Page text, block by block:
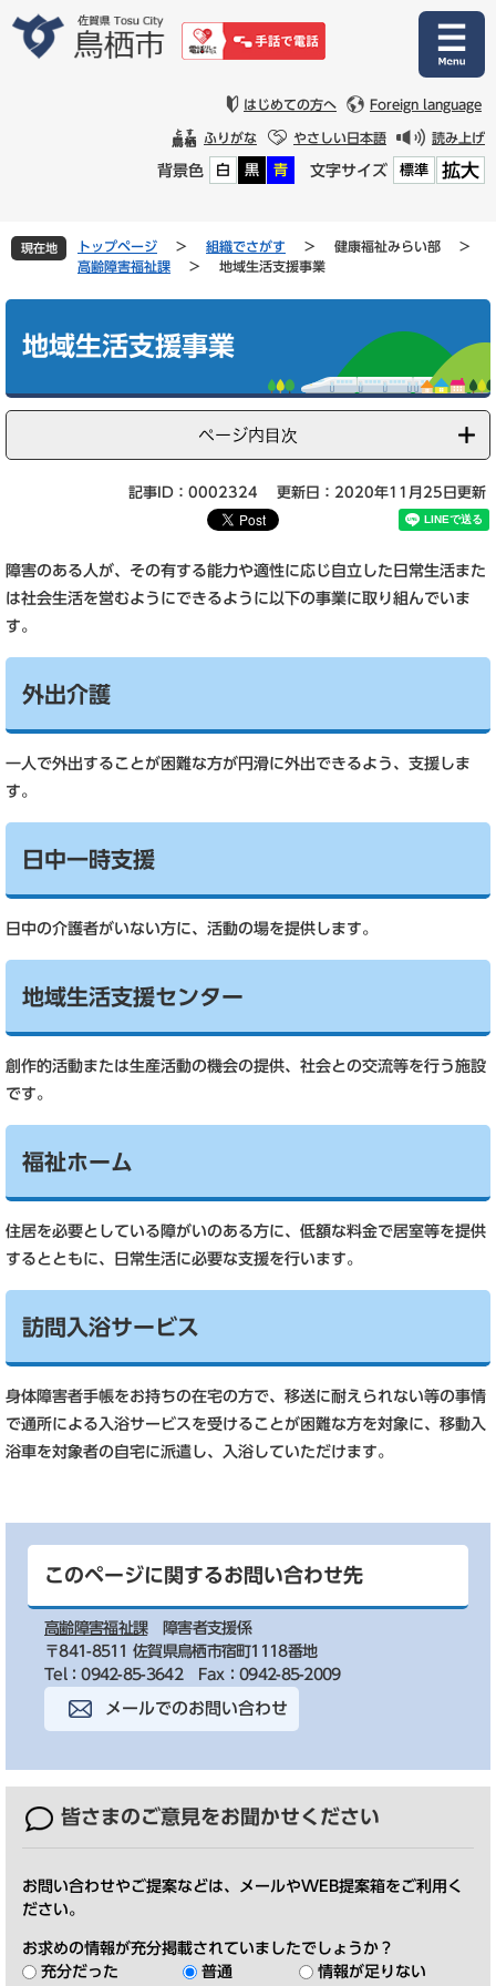
文
はじめての方へ Foreign language
ふりがな やさしい日本語 読み上げ
背景色 白 黒 青 文字サイズ 標準 拡大
現在地 トップページ > 組織でさがす > 健康福祉みらい部
>
高齢障害福祉課
> 地域生活支援事業
地域生活支援事業
ページ内目次
記事ID：0002324 更新日：2020年11月25日更新
障害のある人が、その有する能力や適性に応じ自立した日常生活また
は社会生活を営むようにできるように以下の事業に取り組んでいま
す。
外出介護
一人で外出することが困難な方が円滑に外出できるよう、支援しま
す。
日中一時支援
日中の介護者がいない方に、活動の場を提供します。
地域生活支援センター
創作的活動または生産活動の機会の提供、社会との交流等を行う施設
です。
福祉ホーム
住居を必要としている障がいのある方に、低額な料金で居室等を提供
するとともに、日常生活に必要な支援を行います。
訪問入浴サービス
身体障害者手帳をお持ちの在宅の方で、移送に耐えられない等の事情
で通所による入浴サービスを受けることが困難な方を対象に、移動入
浴車を対象者の自宅に派遣し、入浴していただけます。
このページに関するお問い合わせ先
高齢障害福祉課
障害者支援係
〒841-8511 佐賀県鳥栖市宿町1118番地
Tel：0942-85-3642
Fax：0942-85-2009
メールでのお問い合わせ
皆さまのご意見をお聞かせください
お問い合わせやご提案などは、メールやWEB提案箱をご利用く
ださい。
お求めの情報が充分掲載されていましたでしょうか？
充分だった
普通 情報が足りない